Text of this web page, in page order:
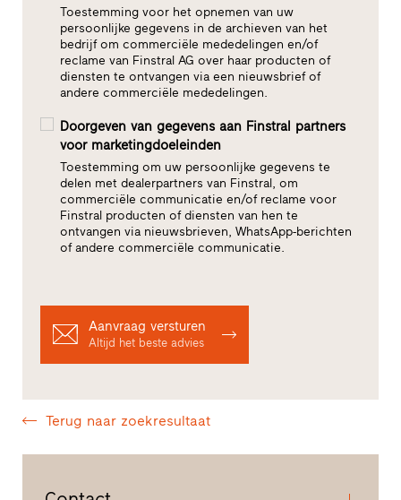
Toestemming voor het opnemen van uw
persoonlijke gegevens in de archieven van het
bedrijf om commerciële mededelingen en/of
reclame van Finstral AG over haar producten of
diensten te ontvangen via een nieuwsbrief of
andere commerciële mededelingen.
Doorgeven van gegevens aan Finstral partners
voor marketingdoeleinden
Toestemming om uw persoonlijke gegevens te
delen met dealerpartners van Finstral, om
commerciële communicatie en/of reclame voor
Finstral producten of diensten van hen te
ontvangen via nieuwsbrieven, WhatsApp-berichten
of andere commerciële communicatie.
Aanvraag versturen
Altijd het beste advies
Terug naar zoekresultaat